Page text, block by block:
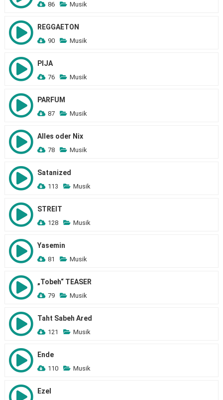
86 Musik
REGGAETON
90 Musik
PIJA
76 Musik
PARFUM
87 Musik
Alles oder Nix
78 Musik
Satanized
113 Musik
STREIT
128 Musik
Yasemin
81 Musik
„Tobeh“ TEASER
79 Musik
Taht Sabeh Ared
121 Musik
Ende
110 Musik
Ezel